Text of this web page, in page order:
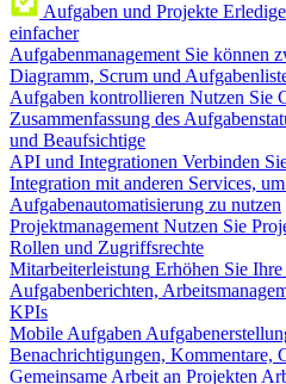
Aufgaben und Projekte
einfacher
Aufgabenmanagement Sie können
Diagramm, Scrum und
Aufgaben kontrollieren Nutzen Sie
Zusammenfassung des
und Beaufsichtige
API und Integrationen Verbinden
Integration mit anderen Services,
Aufgabenautomatisierung zu nutzen
Projektmanagement Nutzen Sie
Rollen und Zugriffsrechte
Mitarbeiterleistung Erhöhen Sie
Aufgabenberichten,
KPIs
Mobile Aufgaben
Benachrichtigungen, Kommentare,
Gemeinsame Arbeit an Projekten